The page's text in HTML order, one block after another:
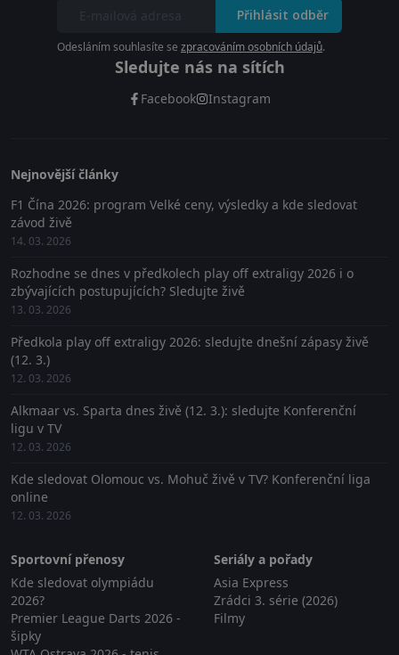
Přihlásit odběr
Odesláním souhlasíte se zpracováním osobních údajů.
Sledujte nás na sítích
Facebook Instagram
Nejnovější články
F1 Čína 2026: program Velké ceny, výsledky a kde sledovat
závod živě
14. 03. 2026
Rozhodne se dnes v předkolech play off extraligy 2026 i o
zbývajících postupujících? Sledujte živě
13. 03. 2026
Předkola play off extraligy 2026: sledujte dnešní zápasy živě
(12. 3.)
12. 03. 2026
Alkmaar vs. Sparta dnes živě (12. 3.): sledujte Konferenční
ligu v TV
12. 03. 2026
Kde sledovat Olomouc vs. Mohuč živě v TV? Konferenční liga
online
12. 03. 2026
Sportovní přenosy
Kde sledovat olympiádu
2026?
Premier League Darts 2026 -
šipky
Seriály a pořady
Asia Express
Zrádci 3. série (2026)
Filmy